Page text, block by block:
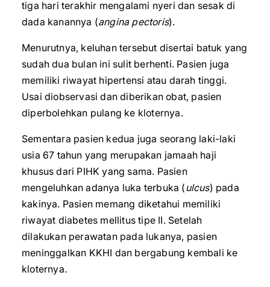
tiga hari terakhir mengalami nyeri dan sesak di
dada kanannya (angina pectoris).
Menurutnya, keluhan tersebut disertai batuk yang
sudah dua bulan ini sulit berhenti. Pasien juga
memiliki riwayat hipertensi atau darah tinggi.
Usai diobservasi dan diberikan obat, pasien
diperbolehkan pulang ke kloternya.
Sementara pasien kedua juga seorang laki-laki
usia 67 tahun yang merupakan jamaah haji
khusus dari PIHK yang sama. Pasien
mengeluhkan adanya luka terbuka (ulcus) pada
kakinya. Pasien memang diketahui memiliki
riwayat diabetes mellitus tipe II. Setelah
dilakukan perawatan pada lukanya, pasien
meninggalkan KKHI dan bergabung kembali ke
kloternya.